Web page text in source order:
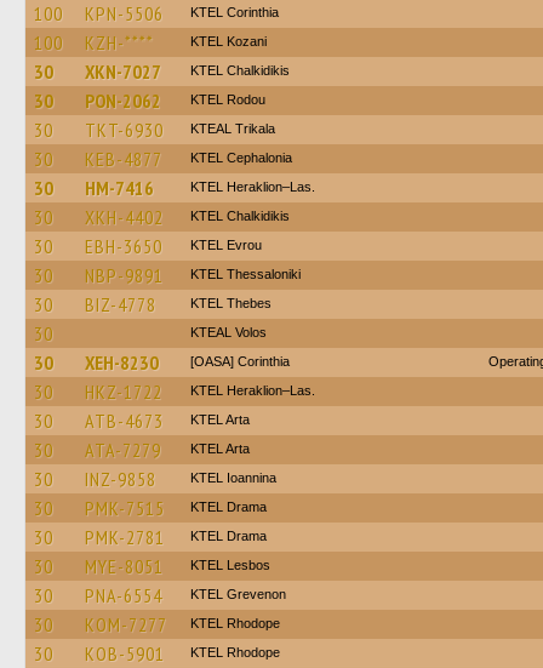
100 KPN-5506 KTEL Corinthia
100 KZH-**** ΚΤΕL Kozani
30 XKN-7027 ΚΤΕL Chalkidikis
30 PON-2062 ΚΤΕL Rodou
30 TKT-6930 KTEAL Trikala
30 KEB-4877 KTEL Cephalonia
30 HM-7416 KTEL Heraklion–Las.
30 XKH-4402 ΚΤΕL Chalkidikis
30 EBH-3650 KTEL Evrou
30 NBP-9891 KTEL Thessaloniki
30 BIZ-4778 KTEL Thebes
30 KTEAL Volos
30 XEH-8230 [OASA] Corinthia
30 HKZ-1722 KTEL Heraklion–Las.
30 ATB-4673 KTEL Arta
30 ATA-7279 KTEL Arta
30 INZ-9858 KTEL Ioannina
30 PMK-7515 KTEL Drama
30 PMK-2781 KTEL Drama
30 MYE-8051 KTEL Lesbos
30 PNA-6554 ΚΤΕL Grevenon
30 KOM-7277 KTEL Rhodope
30 KOB-5901 KTEL Rhodope